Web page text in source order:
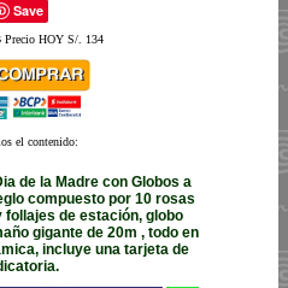
Save
Precio HOY S/. 134
el contenido:
de la Madre con Globos a
compuesto por 10 rosas
de estación, globo
gigante de 20m , todo en
incluye una tarjeta de